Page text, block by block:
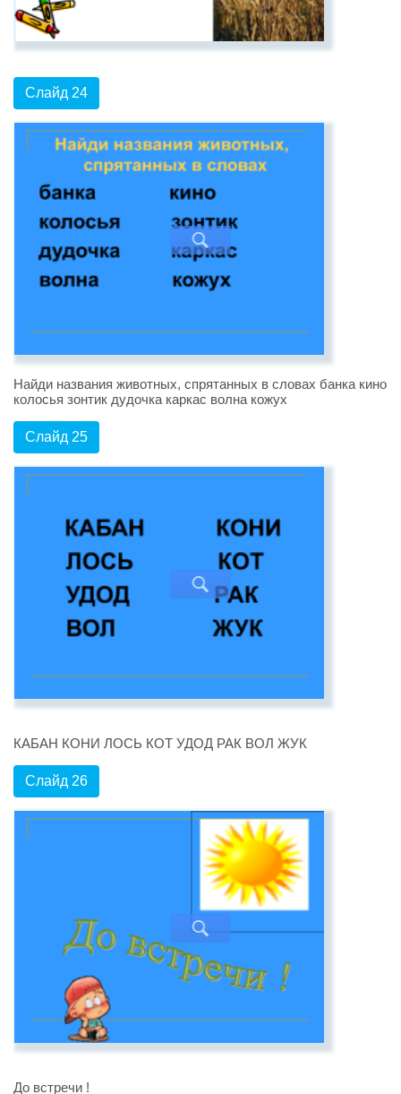
Слайд 24
Найди названия животных, спрятанных в словах банка кино
колосья зонтик дудочка каркас волна кожух
Слайд 25
КАБАН КОНИ ЛОСЬ КОТ УДОД РАК ВОЛ ЖУК
Слайд 26
До встречи !